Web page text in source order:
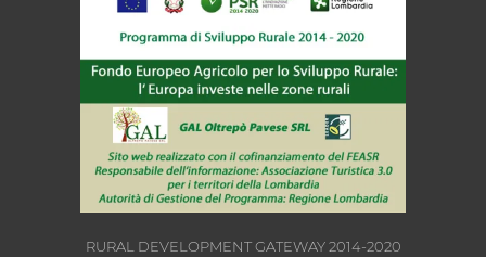
RURAL DEVELOPMENT GATEWAY 2014-2020